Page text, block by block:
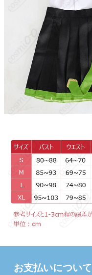
お支払いについて